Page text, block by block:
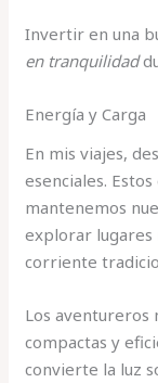
Invertir en una
en tranquilidad
Energía y Carga
En mis viajes,
esenciales.
mantenemos
explorar lugares
corriente
Los aventureros
compactas y
convierte la luz